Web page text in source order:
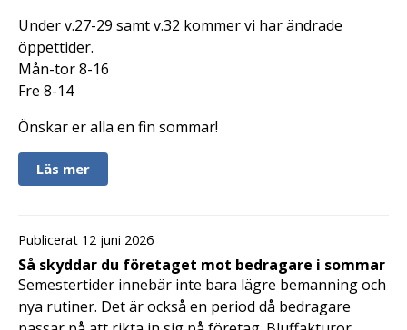
Under v.27-29 samt v.32 kommer vi har ändrade
öppettider.
Mån-tor 8-16
Fre 8-14
Önskar er alla en fin sommar!
Läs mer
Publicerat 12 juni 2026
Så skyddar du företaget mot bedragare i sommar
Semestertider innebär inte bara lägre bemanning och
nya rutiner. Det är också en period då bedragare